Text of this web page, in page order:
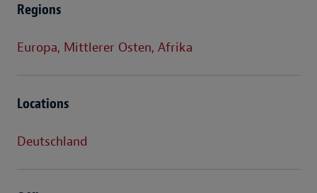
Regions
Europa, Mittlerer Osten, Afrika
Locations
Deutschland